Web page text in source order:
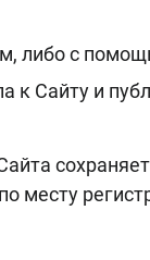
либо с
к Сайту и
месту